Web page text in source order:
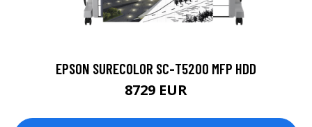
EPSON SURECOLOR SC-T5200 MFP HDD
8729 EUR